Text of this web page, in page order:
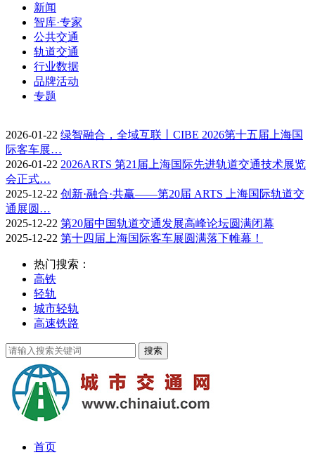
新闻
智库·专家
公共交通
轨道交通
行业数据
品牌活动
专题
2026-01-22 绿智融合，全域互联丨CIBE 2026第十五届上海国
际客车展…
2026-01-22 2026ARTS 第21届上海国际先进轨道交通技术展览
会正式…
2025-12-22 创新·融合·共赢——第20届 ARTS 上海国际轨道交
通展圆…
2025-12-22 第20届中国轨道交通发展高峰论坛圆满闭幕
2025-12-22 第十四届上海国际客车展圆满落下帷幕！
热门搜索：
高铁
轻轨
城市轻轨
高速铁路
首页